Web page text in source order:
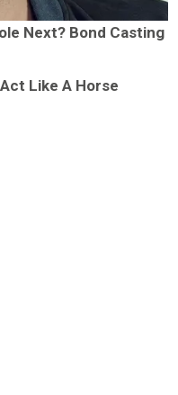
Next? Bond Casting
Like A Horse